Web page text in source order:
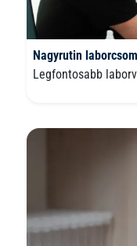
Nagyrutin
Legfontosabb